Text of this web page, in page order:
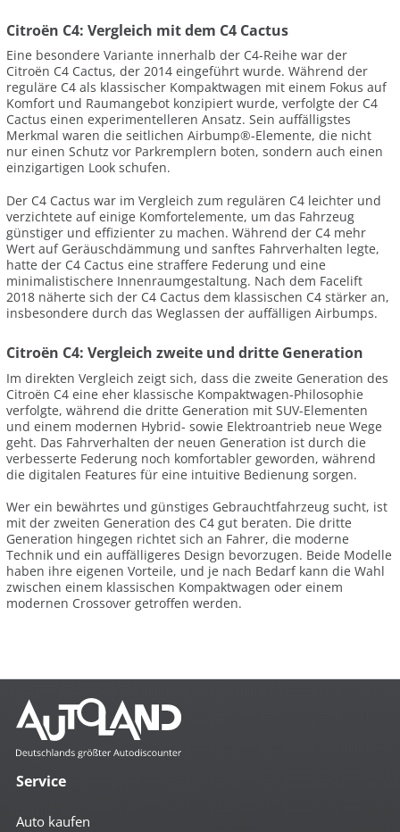
Citroën C4: Vergleich mit dem C4 Cactus
Eine besondere Variante innerhalb der C4-Reihe war der
Citroën C4 Cactus, der 2014 eingeführt wurde. Während der
reguläre C4 als klassischer Kompaktwagen mit einem Fokus auf
Komfort und Raumangebot konzipiert wurde, verfolgte der C4
Cactus einen experimentelleren Ansatz. Sein auffälligstes
Merkmal waren die seitlichen Airbump®-Elemente, die nicht
nur einen Schutz vor Parkremplern boten, sondern auch einen
einzigartigen Look schufen.
Der C4 Cactus war im Vergleich zum regulären C4 leichter und
verzichtete auf einige Komfortelemente, um das Fahrzeug
günstiger und effizienter zu machen. Während der C4 mehr
Wert auf Geräuschdämmung und sanftes Fahrverhalten legte,
hatte der C4 Cactus eine straffere Federung und eine
minimalistischere Innenraumgestaltung. Nach dem Facelift
2018 näherte sich der C4 Cactus dem klassischen C4 stärker an,
insbesondere durch das Weglassen der auffälligen Airbumps.
Citroën C4: Vergleich zweite und dritte Generation
Im direkten Vergleich zeigt sich, dass die zweite Generation des
Citroën C4 eine eher klassische Kompaktwagen-Philosophie
verfolgte, während die dritte Generation mit SUV-Elementen
und einem modernen Hybrid- sowie Elektroantrieb neue Wege
geht. Das Fahrverhalten der neuen Generation ist durch die
verbesserte Federung noch komfortabler geworden, während
die digitalen Features für eine intuitive Bedienung sorgen.
Wer ein bewährtes und günstiges Gebrauchtfahrzeug sucht, ist
mit der zweiten Generation des C4 gut beraten. Die dritte
Generation hingegen richtet sich an Fahrer, die moderne
Technik und ein auffälligeres Design bevorzugen. Beide Modelle
haben ihre eigenen Vorteile, und je nach Bedarf kann die Wahl
zwischen einem klassischen Kompaktwagen oder einem
modernen Crossover getroffen werden.
Service
Auto kaufen